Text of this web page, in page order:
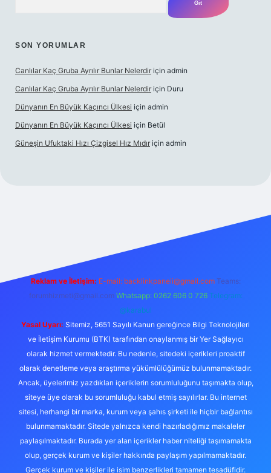
SON YORUMLAR
Canlılar Kaç Gruba Ayrılır Bunlar Nelerdir için admin
Canlılar Kaç Gruba Ayrılır Bunlar Nelerdir için Duru
Dünyanın En Büyük Kaçıncı Ülkesi için admin
Dünyanın En Büyük Kaçıncı Ülkesi için Betül
Güneşin Ufuktaki Hızı Çizgisel Hız Mıdır için admin
Reklam ve İletişim: E-mail: backlinkpaneli@gmail.com Teams:
forumhizmeti@gmail.com Whatsapp: 0262 606 0 726 Telegram:
@karabul
Yasal Uyarı: Sitemiz, 5651 Sayılı Kanun gereğince Bilgi Teknolojileri
ve İletişim Kurumu (BTK) tarafından onaylanmış bir Yer Sağlayıcı
olarak hizmet vermektedir. Bu nedenle, sitedeki içerikleri proaktif
olarak denetleme veya araştırma yükümlülüğümüz bulunmamaktadır.
Ancak, üyelerimiz yazdıkları içeriklerin sorumluluğunu taşımakta olup,
siteye üye olarak bu sorumluluğu kabul etmiş sayılırlar. Bu internet
sitesi, herhangi bir marka, kurum veya şahıs şirketi ile hiçbir bağlantısı
bulunmamaktadır. Sitede yalnızca kendi hazırladığımız makaleler
paylaşılmaktadır. Burada yer alan içerikler haber niteliği taşımamakta
olup, gerçek kurum ve kişiler hakkında paylaşım yapılmamaktadır.
Gerçek kurum ve kişiler ile isim benzerlikleri tamamen tesadüfidir.